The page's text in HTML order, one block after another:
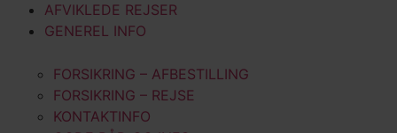
AFVIKLEDE REJSER
GENEREL INFO
FORSIKRING – AFBESTILLING
FORSIKRING – REJSE
KONTAKTINFO